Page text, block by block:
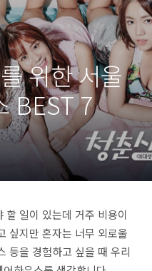
위한 서울
BEST 7
할 일이 있는데 거주 비용이
싶지만 혼자는 너무 외로울
등을 경험하고 싶을 때 우리